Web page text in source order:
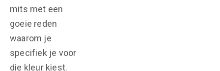
mits met een
goeie reden
waarom je
specifiek je voor
die kleur kiest.